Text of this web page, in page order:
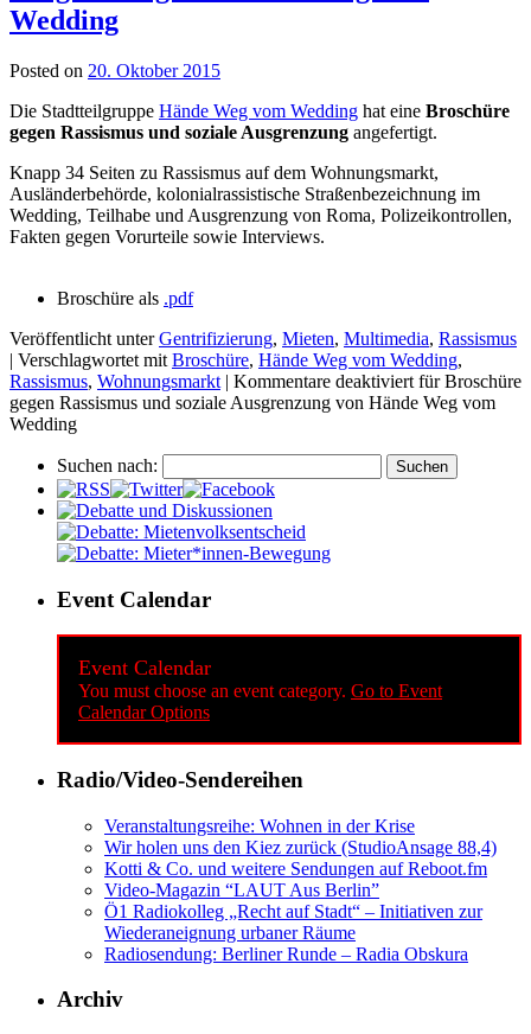
Wedding
Posted on 20. Oktober 2015
Die Stadtteilgruppe Hände Weg vom Wedding hat eine Broschüre
gegen Rassismus und soziale Ausgrenzung angefertigt.
Knapp 34 Seiten zu Rassismus auf dem Wohnungsmarkt,
Ausländerbehörde, kolonialrassistische Straßenbezeichnung im
Wedding, Teilhabe und Ausgrenzung von Roma, Polizeikontrollen,
Fakten gegen Vorurteile sowie Interviews.
Broschüre als .pdf
Veröffentlicht unter Gentrifizierung, Mieten, Multimedia, Rassismus
| Verschlagwortet mit Broschüre, Hände Weg vom Wedding,
Rassismus, Wohnungsmarkt | Kommentare deaktiviert für Broschüre
gegen Rassismus und soziale Ausgrenzung von Hände Weg vom
Wedding
Suchen nach:
Event Calendar
Event Calendar
You must choose an event category. Go to Event
Calendar Options
Radio/Video-Sendereihen
Veranstaltungsreihe: Wohnen in der Krise
Wir holen uns den Kiez zurück (StudioAnsage 88,4)
Kotti & Co. und weitere Sendungen auf Reboot.fm
Video-Magazin “LAUT Aus Berlin”
Ö1 Radiokolleg „Recht auf Stadt“ – Initiativen zur
Wiederaneignung urbaner Räume
Radiosendung: Berliner Runde – Radia Obskura
Archiv